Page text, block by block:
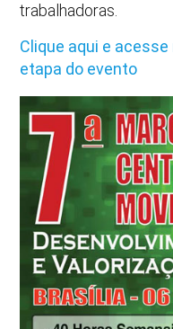
trabalhadoras.
Clique aqui e
etapa do evento